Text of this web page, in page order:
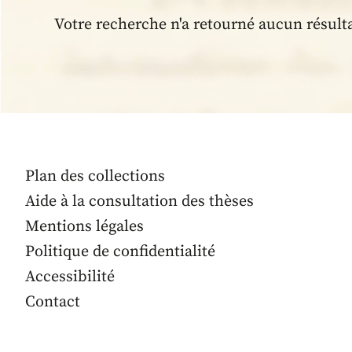
Votre recherche n'a retourné aucun
Plan des collections
Aide à la consultation des thèses
Mentions légales
Politique de confidentialité
Accessibilité
Contact